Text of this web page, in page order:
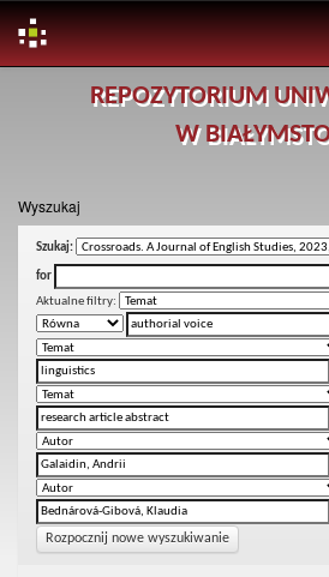
REPOZYTORIUM
W
Wyszukaj
Szukaj:
for
Aktualne filtry:
Rozpocznij nowe wyszukiwanie